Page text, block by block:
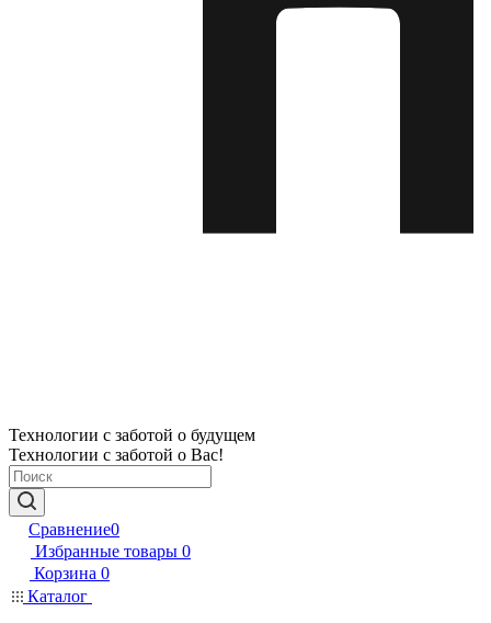
Технологии с заботой о будущем
Технологии с заботой о Вас!
Сравнение0
Избранные товары 0
Корзина 0
Каталог